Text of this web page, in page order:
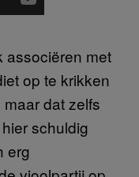
associëren met
op te krikken
dat zelfs
schuldig
erg